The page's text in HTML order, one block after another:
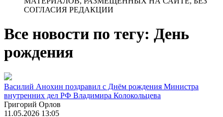
СОГЛАСИЯ РЕДАКЦИИ
Все новости по тегу: День
рождения
Василий Анохин поздравил с Днём рождения Министра
внутренних дел РФ Владимира Колокольцева
Григорий Орлов
11.05.2026 13:05